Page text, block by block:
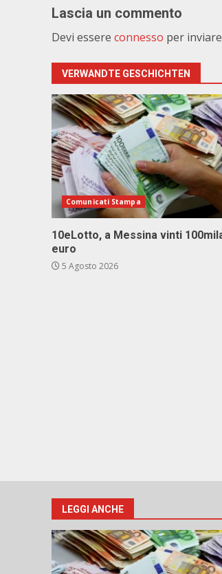
Lascia un commento
Devi essere connesso per
VERWANDTE GESCHICHTEN
Comunicati Stampa
10eLotto, a Messina vinti
euro
5 Agosto 2026
LEGGI ANCHE